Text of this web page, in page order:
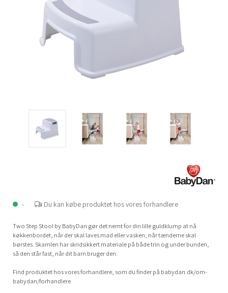
- Du kan købe produktet hos vores forhandlere
Two Step Stool by BabyDan gør det nemt for din lille guldklump at nå
køkkenbordet, når der skal laves mad eller vasken, når tænderne skal
børstes. Skamlen har skridsikkert materiale på både trin og under bunden,
så den står fast, når dit barn bruger den.
Find produktet hos vores forhandlere, som du finder på babydan.dk/om-
babydan/forhandlere